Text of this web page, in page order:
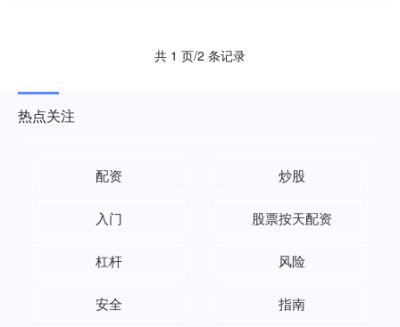
共 1 页/2 条记录
热点关注
配资 炒股
入门 股票按天配资
杠杆 风险
安全 指南